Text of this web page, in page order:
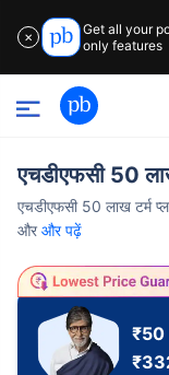
✕
Get all your
only features
एचडीएफसी 50
एचडीएफसी 50 लाख टर्म
और और पढ़ें
₹50
₹